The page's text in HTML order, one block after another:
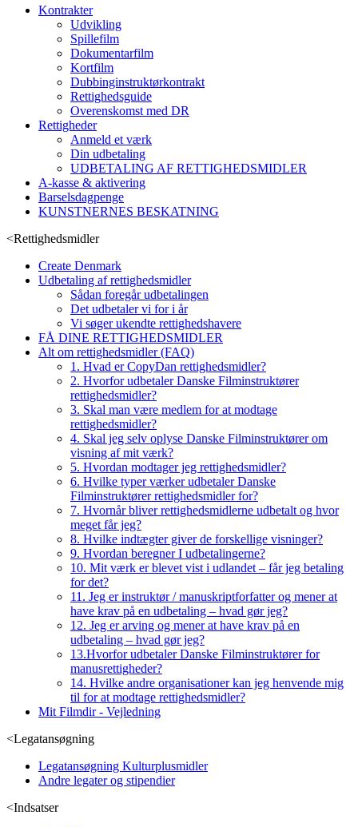
Kontrakter
Udvikling
Spillefilm
Dokumentarfilm
Kortfilm
Dubbinginstruktørkontrakt
Rettighedsguide
Overenskomst med DR
Rettigheder
Anmeld et værk
Din udbetaling
UDBETALING AF RETTIGHEDSMIDLER
A-kasse & aktivering
Barselsdagpenge
KUNSTNERNES BESKATNING
<Rettighedsmidler
Create Denmark
Udbetaling af rettighedsmidler
Sådan foregår udbetalingen
Det udbetaler vi for i år
Vi søger ukendte rettighedshavere
FÅ DINE RETTIGHEDSMIDLER
Alt om rettighedsmidler (FAQ)
1. Hvad er CopyDan rettighedsmidler?
2. Hvorfor udbetaler Danske Filminstruktører
rettighedsmidler?
3. Skal man være medlem for at modtage
rettighedsmidler?
4. Skal jeg selv oplyse Danske Filminstruktører om
visning af mit værk?
5. Hvordan modtager jeg rettighedsmidler?
6. Hvilke typer værker udbetaler Danske
Filminstruktører rettighedsmidler for?
7. Hvornår bliver rettighedsmidlerne udbetalt og hvor
meget får jeg?
8. Hvilke indtægter giver de forskellige visninger?
9. Hvordan beregner I udbetalingerne?
10. Mit værk er blevet vist i udlandet – får jeg betaling
for det?
11. Jeg er instruktør / manuskriptforfatter og mener at
have krav på en udbetaling – hvad gør jeg?
12. Jeg er arving og mener at have krav på en
udbetaling – hvad gør jeg?
13.Hvorfor udbetaler Danske Filminstruktører for
manusrettigheder?
14. Hvilke andre organisationer kan jeg henvende mig
til for at modtage rettighedsmidler?
Mit Filmdir - Vejledning
<Legatansøgning
Legatansøgning Kulturplusmidler
Andre legater og stipendier
<Indsatser